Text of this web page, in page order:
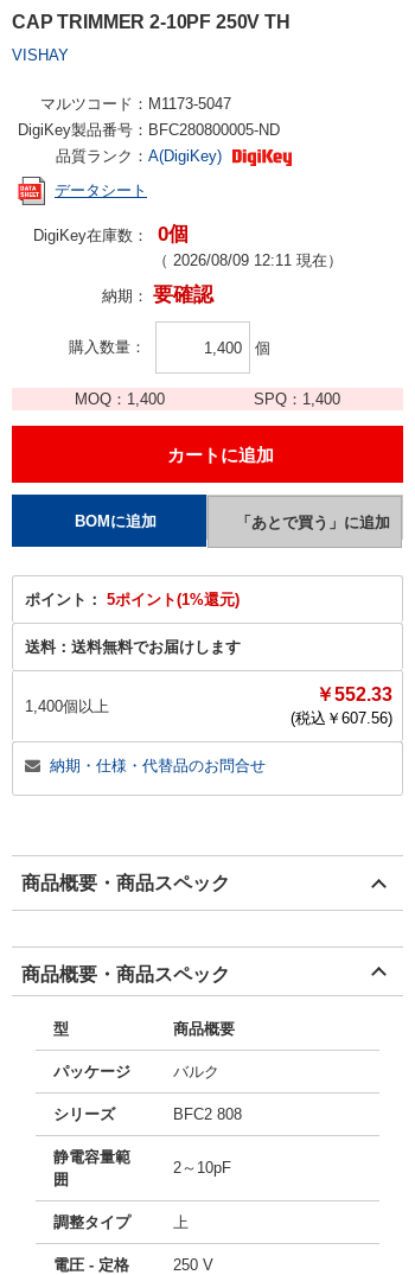
CAP TRIMMER 2-10PF 250V TH
VISHAY
マルツコード： M1173-5047
DigiKey製品番号： BFC280800005-ND
品質ランク： A(DigiKey)
データシート
DigiKey在庫数： 0個
（ 2026/08/09 12:11 現在）
納期： 要確認
購入数量 個
MOQ： 1,400 SPQ： 1,400
ポイント： 5ポイント(1%還元)
送料： 送料無料でお届けします
1,400個以上
￥552.33
(税込￥ 607.56)
納期・仕様・代替品のお問合せ
商品概要・商品スペック
商品概要・商品スペック
型 商品概要
パッケージ バルク
シリーズ BFC2 808
静電容量範
囲
2～10pF
調整タイプ 上
電圧 - 定格 250 V